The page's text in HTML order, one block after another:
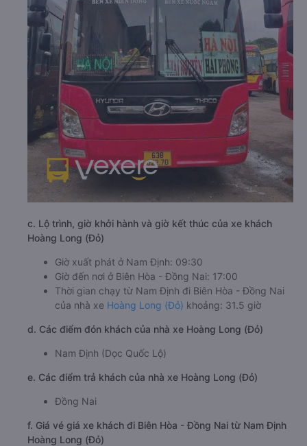
c. Lộ trình, giờ khởi hành và giờ kết thúc của xe khách
Hoàng Long (Đỏ)
Giờ xuất phát ở Nam Định: 09:30
Giờ đến nơi ở Biên Hòa - Đồng Nai: 17:00
Thời gian chạy từ Nam Định đi Biên Hòa - Đồng Nai
của nhà xe Hoàng Long (Đỏ) khoảng: 31.5 giờ
d. Các điểm đón khách của nhà xe Hoàng Long (Đỏ)
Nam Định (Dọc Quốc Lộ)
e. Các điểm trả khách của nhà xe Hoàng Long (Đỏ)
Đồng Nai
f. Giá vé giá xe khách đi Biên Hòa - Đồng Nai từ Nam Định
Hoàng Long (Đỏ)